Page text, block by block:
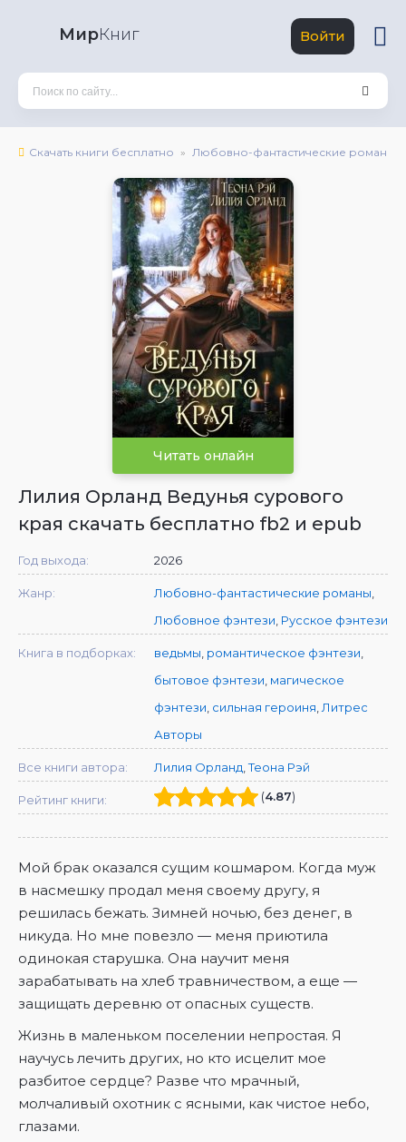
МирКниг Войти
Скачать книги бесплатно Любовно-фантастические романы
Читать онлайн
Лилия Орланд Ведунья сурового
края скачать бесплатно fb2 и epub
Год выхода: 2026
Жанр: Любовно-фантастические романы
Любовное фэнтези Русское фэнтези
Книга в подборках: ведьмы романтическое фэнтези
бытовое фэнтези магическое
фэнтези сильная героиня Литрес
Авторы
Все книги автора: Лилия Орланд ,Теона Рэй
Рейтинг книги: (4.87)
Мой брак оказался сущим кошмаром. Когда муж
в насмешку продал меня своему другу, я
решилась бежать. Зимней ночью, без денег, в
никуда. Но мне повезло — меня приютила
одинокая старушка. Она научит меня
зарабатывать на хлеб травничеством, а еще —
защищать деревню от опасных существ.
Жизнь в маленьком поселении непростая. Я
научусь лечить других, но кто исцелит мое
разбитое сердце? Разве что мрачный,
молчаливый охотник с ясными, как чистое небо,
глазами.